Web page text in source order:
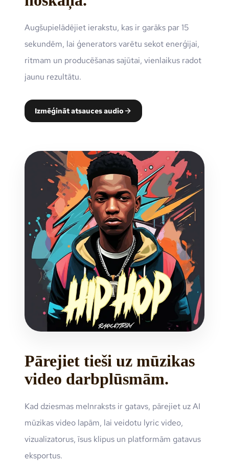
Augšupielādējiet ierakstu, kas ir garāks par 15
sekundēm, lai ģenerators varētu sekot enerģijai,
ritmam un producēšanas sajūtai, vienlaikus radot
jaunu rezultātu.
Izmēģināt atsauces audio
Pārejiet tieši uz mūzikas
video darbplūsmām.
Kad dziesmas melnraksts ir gatavs, pārejiet uz AI
mūzikas video lapām, lai veidotu lyric video,
vizualizatorus, īsus klipus un platformām gatavus
eksportus.